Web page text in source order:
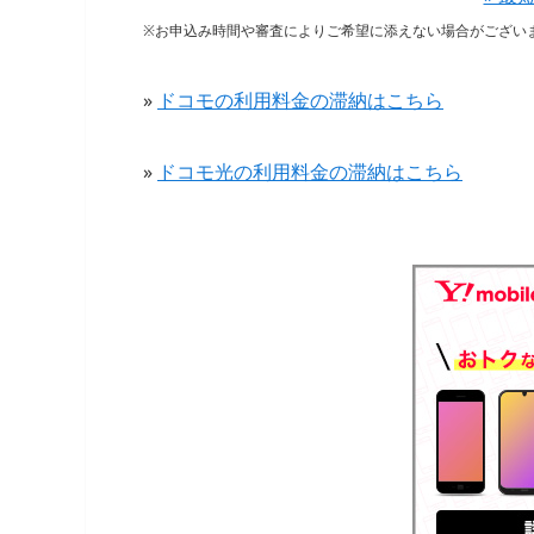
※お申込み時間や審査によりご希望に添えない場合がござい
» ドコモの利用料金の滞納はこちら
» ドコモ光の利用料金の滞納はこちら